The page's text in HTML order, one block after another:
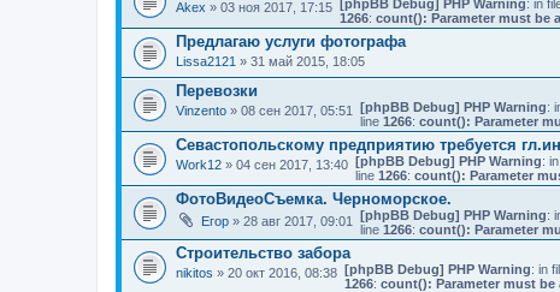
Akex » 03 ноя 2017, 17:15 [phpBB Debug] PHP Warning: in
1266: count(): Parameter must be
Предлагаю услуги фотографа
Lissa2121 » 31 май 2015, 18:05
Перевозки
Vinzento » 08 сен 2017, 05:51 [phpBB Debug] PHP Warning:
line 1266: count(): Parameter
Севастопольскому предприятию требуется
Work12 » 04 сен 2017, 13:40 [phpBB Debug] PHP Warning:
line 1266: count(): Parameter
ФотоВидеоСъемка. Черноморское.
Егор » 28 авг 2017, 09:01 [phpBB Debug] PHP Warning:
line 1266: count(): Parameter
Строительство забора
nikitos » 20 окт 2016, 08:38 [phpBB Debug] PHP Warning: in
1266: count(): Parameter must